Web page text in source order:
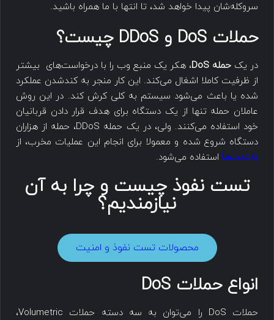
سروکله‌شان پیدا خواهد شد، تا انتها با ما همراه باشید.
حملات DoS و DDoS چیست؟
در یک حمله DoS
، هکر یک منبع وب را با درخواست‌های بیشتر
از ظرفیت کاملا اشغال می‌کند. این کار منجر به کندشدن عملکرد
شده یا باعث می‌شود سیستم به کلی کرش کند. در این روش
عاملان حمله تنها از یک دستگاه برای هدف قرار دادن قربانیان
خود استفاده می‌کنند. ولی، در یک حمله DDoS، حمله از هزاران
دستگاه شروع شده و معمولا برای انجام این عملیات مخرب، از
بات‌نت‌ها استفاده می‌شود.
تست نفوذ چیست و چرا به آن
نیازمندیم؟
محصولات تست نفوذ و امنیت
انواع حملات DoS
حملات DoS را می‌توان به سه دسته حملات Volumetric،